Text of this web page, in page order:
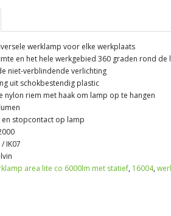
werklamp voor elke werkplaats
en het hele werkgebied 360 graden rond de
niet-verblindende verlichting
uit schokbestendig plastic
nylon riem met haak om lamp op te hangen
stopcontact op lamp
IK07
area lite co 6000lm met statief, 16004,